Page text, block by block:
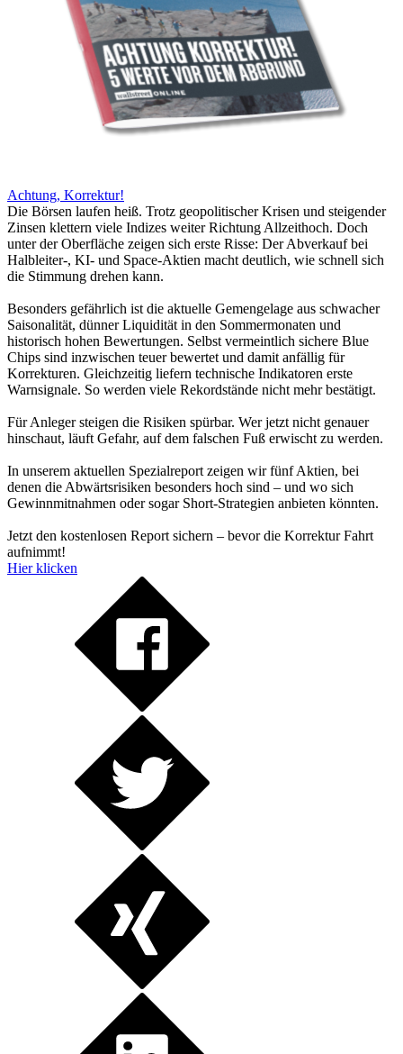
Achtung, Korrektur!
Die Börsen laufen heiß. Trotz geopolitischer Krisen und steigender
Zinsen klettern viele Indizes weiter Richtung Allzeithoch. Doch
unter der Oberfläche zeigen sich erste Risse: Der Abverkauf bei
Halbleiter-, KI- und Space-Aktien macht deutlich, wie schnell sich
die Stimmung drehen kann.
Besonders gefährlich ist die aktuelle Gemengelage aus schwacher
Saisonalität, dünner Liquidität in den Sommermonaten und
historisch hohen Bewertungen. Selbst vermeintlich sichere Blue
Chips sind inzwischen teuer bewertet und damit anfällig für
Korrekturen. Gleichzeitig liefern technische Indikatoren erste
Warnsignale. So werden viele Rekordstände nicht mehr bestätigt.
Für Anleger steigen die Risiken spürbar. Wer jetzt nicht genauer
hinschaut, läuft Gefahr, auf dem falschen Fuß erwischt zu werden.
In unserem aktuellen Spezialreport zeigen wir fünf Aktien, bei
denen die Abwärtsrisiken besonders hoch sind – und wo sich
Gewinnmitnahmen oder sogar Short-Strategien anbieten könnten.
Jetzt den kostenlosen Report sichern – bevor die Korrektur Fahrt
aufnimmt!
Hier klicken